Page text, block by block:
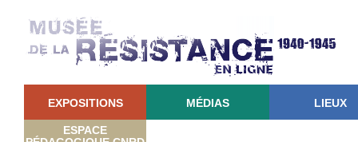
EXPOSITIONS MÉDIAS LIEUX
ESPACE